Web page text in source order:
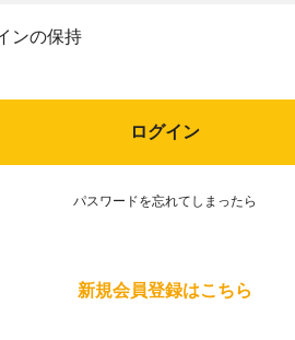
ンの保持
ログイン
パスワードを忘れてしまったら
新規会員登録はこちら